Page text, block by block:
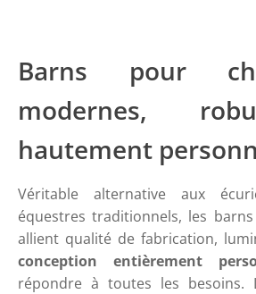
Barns pour
modernes,
hautement
Véritable alternative aux
équestres traditionnels, les
allient qualité de fabrication,
conception entièrement
répondre à toutes les besoins.